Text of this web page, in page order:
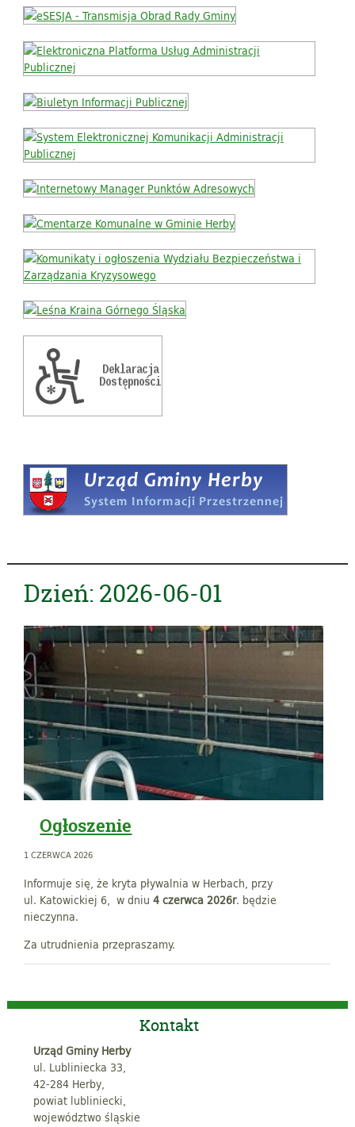
Dzień: 2026-06-01
Ogłoszenie
1 CZERWCA 2026
Informuje się, że kryta pływalnia w Herbach, przy
ul. Katowickiej 6, w dniu4 czerwca 2026r. będzie
nieczynna.
Za utrudnienia przepraszamy.
Kontakt
Urząd Gminy Herby
ul. Lubliniecka 33,
42-284 Herby,
powiat lubliniecki,
województwo śląskie